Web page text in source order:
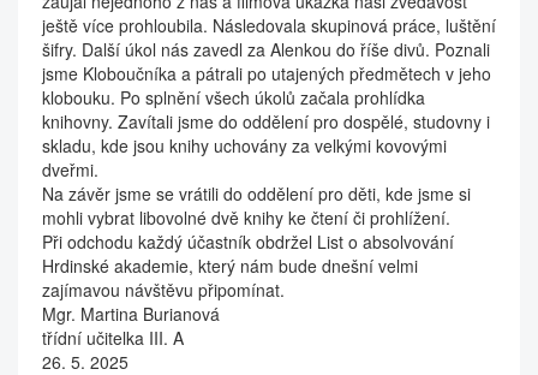
ještě více prohloubila. Následovala skupinová práce, luštění
šifry. Další úkol nás zavedl za Alenkou do říše divů. Poznali
jsme Kloboučníka a pátrali po utajených předmětech v jeho
klobouku. Po splnění všech úkolů začala prohlídka
knihovny. Zavítali jsme do oddělení pro dospělé, studovny i
skladu, kde jsou knihy uchovány za velkými kovovými
dveřmi.
Na závěr jsme se vrátili do oddělení pro děti, kde jsme si
mohli vybrat libovolné dvě knihy ke čtení či prohlížení.
Při odchodu každý účastník obdržel List o absolvování
Hrdinské akademie, který nám bude dnešní velmi
zajímavou návštěvu připomínat.
Mgr. Martina Burianová
třídní učitelka III. A
26. 5. 2025